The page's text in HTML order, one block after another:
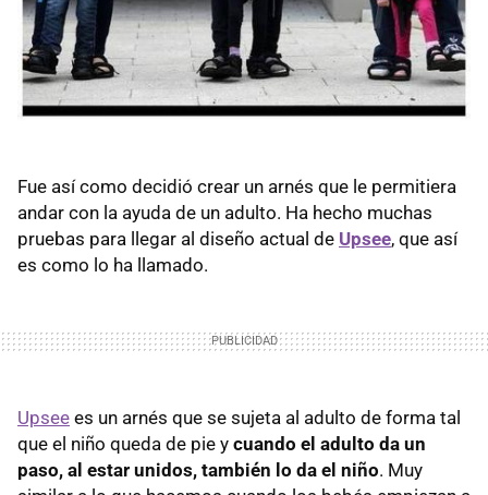
Fue así como decidió crear un arnés que le permitiera
andar con la ayuda de un adulto. Ha hecho muchas
pruebas para llegar al diseño actual de Upsee, que así
es como lo ha llamado.
Upsee es un arnés que se sujeta al adulto de forma tal
que el niño queda de pie y cuando el adulto da un
paso, al estar unidos, también lo da el niño. Muy